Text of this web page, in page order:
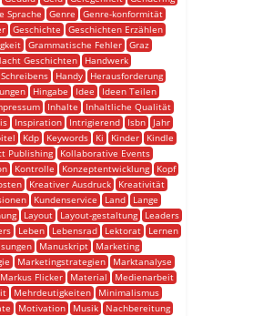
Sprache
Genre
Genre-konformität
Geschichte
Geschichten Erzählen
Grammatische Fehler
Graz
Geschichten
Handwerk
Handy
Herausforderung
Hingabe Idee
Ideen Teilen
Inhalte
Inhaltliche Qualität
Inspiration Intrigierend Isbn
Jahr
Kdp Keywords Ki Kinder
Kindle
Publishing
Kollaborative Events
Kontrolle Konzeptentwicklung
Kopf
Kreativer Ausdruck
Kreativität
Kundenservice Land
Lange
Layout Layout-gestaltung
Leaders
Leben Lebensrad Lektorat
Lernen
Manuskript
Marketing
Marketingstrategien
Marktanalyse
Markus Flicker Material
Medienarbeit
Mehrdeutigkeiten
Minimalismus
Motivation Musik
Nachbereitung